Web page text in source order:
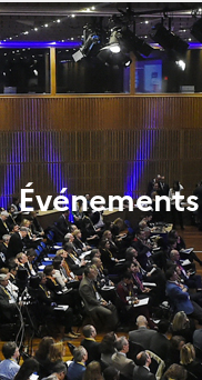
Événements